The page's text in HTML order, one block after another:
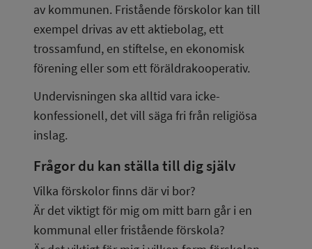
av kommunen. Fristående förskolor kan till
exempel drivas av ett aktiebolag, ett
trossamfund, en stiftelse, en ekonomisk
förening eller som ett föräldrakooperativ.
Undervisningen ska alltid vara icke-
konfessionell, det vill säga fri från religiösa
inslag.
Frågor du kan ställa till dig själv
Vilka förskolor finns där vi bor?
Är det viktigt för mig om mitt barn går i en
kommunal eller fristående förskola?